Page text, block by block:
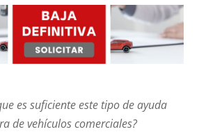
es suficiente este tipo de ayuda
de vehículos comerciales?